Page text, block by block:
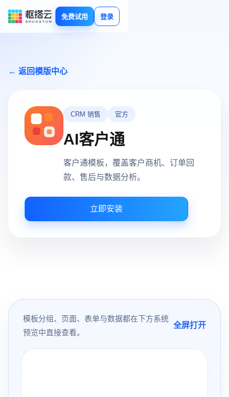
免费试用 登录
← 返回模版中心
CRM 销售 官方
AI客户通
客户通模板，覆盖客户商机、订单回
款、售后与数据分析。
立即安装
模板分组、页面、表单与数据都在下方系统
预览中直接查看。
全屏打开